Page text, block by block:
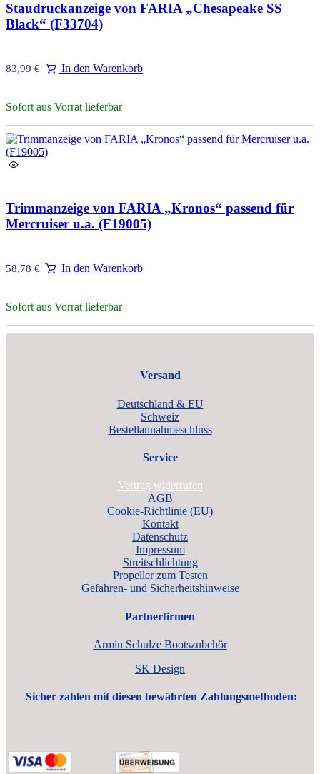
Staudruckanzeige von FARIA „Chesapeake SS
Black“ (F33704)
83,99 € In den Warenkorb
Sofort aus Vorrat lieferbar
Trimmanzeige von FARIA „Kronos“ passend für
Mercruiser u.a. (F19005)
58,78 € In den Warenkorb
Sofort aus Vorrat lieferbar
Versand
Deutschland & EU
Schweiz
Bestellannahmeschluss
Service
Vertrag widerrufen
AGB
Cookie-Richtlinie (EU)
Kontakt
Datenschutz
Impressum
Streitschlichtung
Propeller zum Testen
Gefahren- und Sicherheitshinweise
Partnerfirmen
Armin Schulze Bootszubehör
SK Design
Sicher zahlen mit diesen bewährten Zahlungsmethoden: